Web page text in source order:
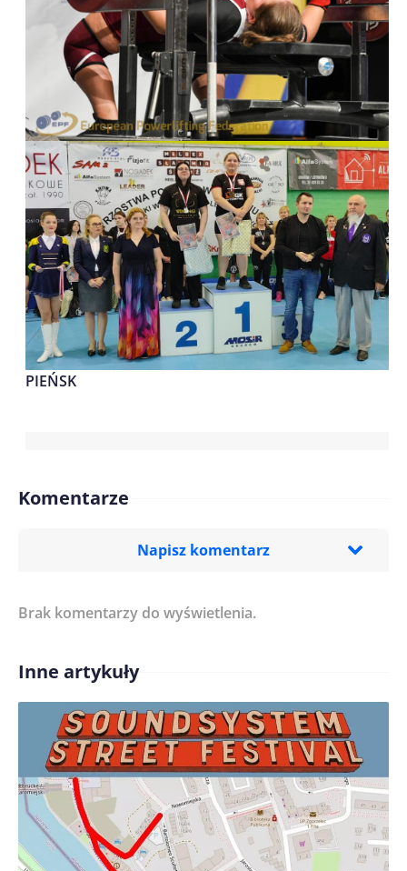
PIEŃSK
Komentarze
Napisz komentarz
Treść komentarza*
Imię/ Nick*
Zapamiętaj moje dane w tej przeglądarce podczas
pisania kolejnych komentarzy.
Brak komentarzy do wyświetlenia.
Inne artykuły